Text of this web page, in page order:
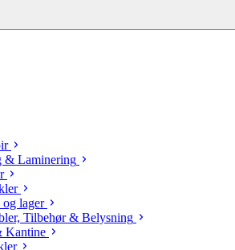
& Laminering
og lager
Tilbehør & Belysning
Kantine